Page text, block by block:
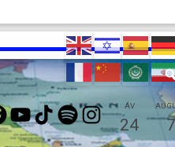
YOUTUBETIKTOKSPOTIFYINSTAGRAMÁV
24 7